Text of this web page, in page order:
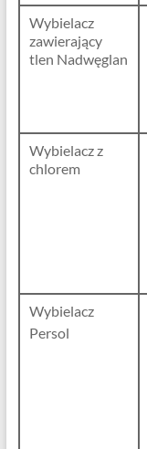
Wybielacz
zawierający
tlen Nadwęglan
Wybielacz z
chlorem
Wybielacz
Persol